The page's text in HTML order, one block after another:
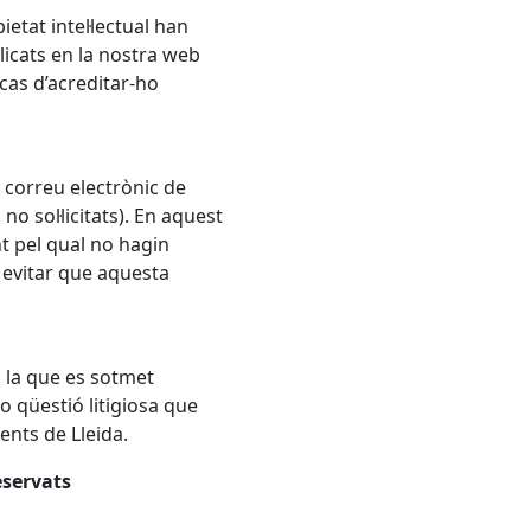
intel·lectual han
en la nostra web
d’acreditar-ho
electrònic de
sol·licitats). En aquest
pel qual no hagin
que aquesta
la que es sotmet
qüestió litigiosa que
de Lleida.